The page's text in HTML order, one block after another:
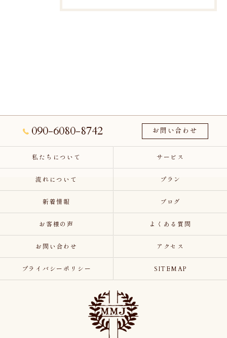
090-6080-8742 お問い合わせ
私たちについて サービス
流れについて プラン
新着情報 ブログ
お客様の声 よくある質問
お問い合わせ アクセス
プライバシーポリシー SITEMAP